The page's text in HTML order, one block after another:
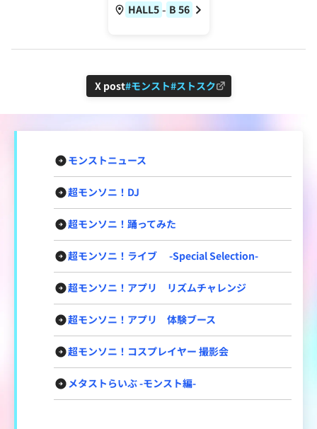
HALL5 - B 56
X post#モンスト#ストスク
モンストニュース
超モンソニ！DJ
超モンソニ！踊ってみた
超モンソニ！ライブ -Special Selection-
超モンソニ！アプリ リズムチャレンジ
超モンソニ！アプリ 体験ブース
超モンソニ！コスプレイヤー 撮影会
メタストらいぶ -モンスト編-